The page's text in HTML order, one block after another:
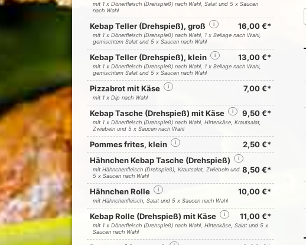
mit 1 x Dönerfleisch (Drehspieß) nach Wahl, Salat und 5 x Saucen
nach Wahl
Kebap Teller (Drehspieß), groß i 16,00 €*
mit 1 x Dönerfleisch (Drehspieß) nach Wahl, 1 x Beilage nach Wahl,
gemischtem Salat und 5 x Saucen nach Wahl
Kebap Teller (Drehspieß), klein i 13,00 €*
mit 1 x Dönerfleisch (Drehspieß) nach Wahl, 1 x Beilage nach Wahl,
gemischtem Salat und 5 x Saucen nach Wahl
Pizzabrot mit Käse i 7,00 €*
mit 1 x Dip nach Wahl
Kebap Tasche (Drehspieß) mit Käse i 9,50 €*
mit 1 x Dönerfleisch (Drehspieß) nach Wahl, Hirtenkäse, Krautsalat,
Zwiebeln und 5 x Saucen nach Wahl
Pommes frites, klein i
2,50 €*
Hähnchen Kebap Tasche (Drehspieß)
i
8,50 €*
mit Hähnchenfleisch (Drehspieß), Krautsalat, Zwiebeln und
5 x Saucen nach Wahl
Hähnchen Rolle i 10,00 €*
mit Hähnchenfleisch, Salat und 5 x Saucen nach Wahl
Kebap Rolle (Drehspieß) mit Käse i 11,00 €*
mit 1 x Dönerfleisch (Drehspieß) nach Wahl, Hirtenkäse, Salat und 5 x
Saucen nach Wahl